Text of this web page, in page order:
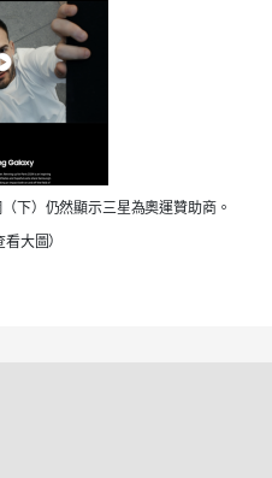
下）仍然顯示三星為奧運贊助商。
看大圖）